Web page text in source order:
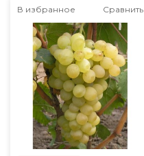
В избранное Сравнить